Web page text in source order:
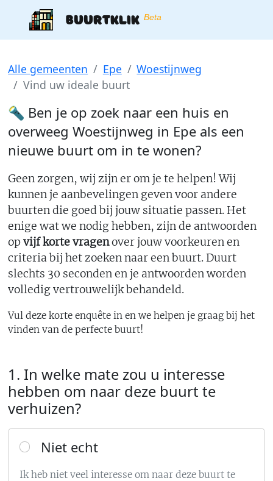
Buurtklik Beta
Alle gemeenten Epe
Woestijnweg
Vind uw ideale buurt
🔦 Ben je op zoek naar een huis en
overweeg Woestijnweg in Epe als een
nieuwe buurt om in te wonen?
Geen zorgen, wij zijn er om je te helpen! Wij
kunnen je aanbevelingen geven voor andere
buurten die goed bij jouw situatie passen. Het
enige wat we nodig hebben, zijn de antwoorden
opvijf korte vragenover jouw voorkeuren en
criteria bij het zoeken naar een buurt. Duurt
slechts 30 seconden en je antwoorden worden
volledig vertrouwelijk behandeld.
Vul deze korte enquête in en we helpen je graag bij het
vinden van de perfecte buurt!
1. In welke mate zou u interesse
hebben om naar deze buurt te
verhuizen?
Niet echt
Ik heb niet veel interesse om naar deze buurt te